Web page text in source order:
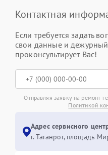
Контактная
Если требуется задать
свои данные и дежурный
проконсультирует Вас!
Отправляя заявку на ремонт
Политикой
Адрес сервисного
г. Таганрог, площадь